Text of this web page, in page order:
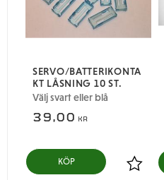
SERVO/BATTERIKONTA
KT LÅSNING 10 ST.
Välj svart eller blå
39,00 KR
Lägg